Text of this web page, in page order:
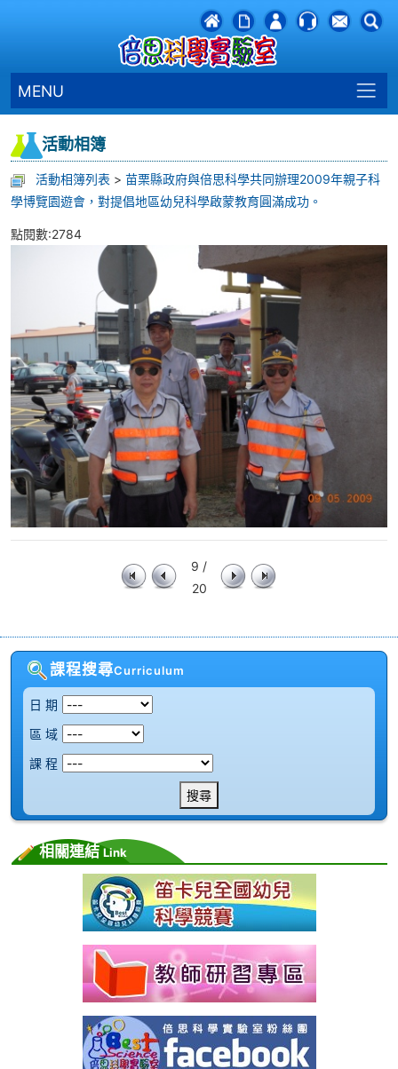
MENU
活動相簿
活動相簿列表 > 苗栗縣政府與倍思科學共同辦理2009年親子科
學博覽園遊會，對提倡地區幼兒科學啟蒙教育圓滿成功。
點閱數:2784
9 /
20
課程搜尋Curriculum
日 期
區 域
課 程
搜尋
相關連結Link